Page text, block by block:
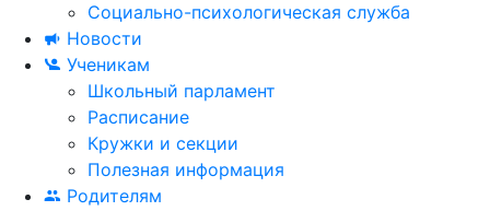
Социально-психологическая служба
Новости
Ученикам
Школьный парламент
Расписание
Кружки и секции
Полезная информация
Родителям